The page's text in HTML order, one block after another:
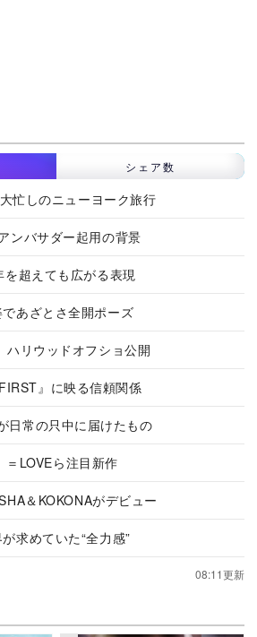
シェア数
忙しのニューヨーク旅行
ンバサダー起用の背景
超えても広がる表現
あざとさ全開ポーズ
ハリウッドオフショ公開
』に映る信頼関係
日常の只中に届けたもの
LOVEら注目新作
＆KOKONAがデビュー
求めていた“全力感”
08:11更新